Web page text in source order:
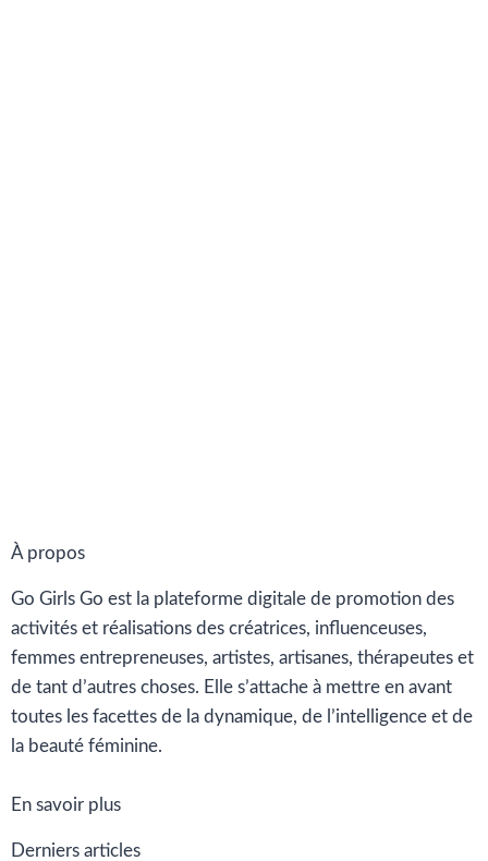
À propos
Go Girls Go est la plateforme digitale de promotion des
activités et réalisations des créatrices, influenceuses,
femmes entrepreneuses, artistes, artisanes, thérapeutes et
de tant d’autres choses. Elle s’attache à mettre en avant
toutes les facettes de la dynamique, de l’intelligence et de
la beauté féminine.
En savoir plus
Derniers articles